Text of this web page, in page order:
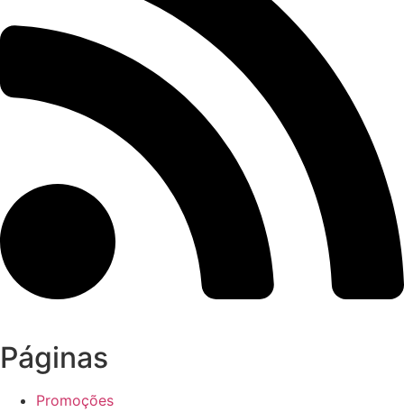
Páginas
Promoções